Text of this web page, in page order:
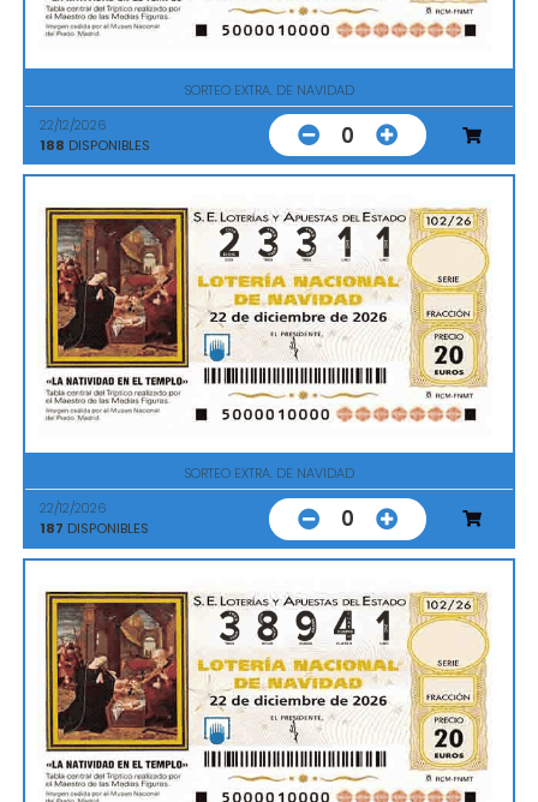
SORTEO EXTRA. DE NAVIDAD
22/12/2026
188 DISPONIBLES 0
SORTEO EXTRA. DE NAVIDAD
22/12/2026
187 DISPONIBLES 0